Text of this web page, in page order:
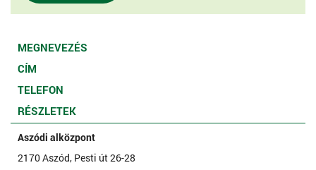
MEGNEVEZÉS
CÍM
TELEFON
RÉSZLETEK
Aszódi alközpont
2170 Aszód, Pesti út 26-28